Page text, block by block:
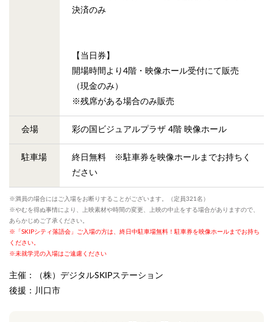
決済のみ
【当日券】
開場時間より4階・映像ホール受付にて販売
（現金のみ）
※残席がある場合のみ販売
会場 彩の国ビジュアルプラザ 4階 映像ホール
駐車場
終日無料 ※駐車券を映像ホールまでお持ちく
ださい
※満員の場合にはご入場をお断りすることがございます。（定員321名）
※やむを得ぬ事情により、上映素材や時間の変更、上映の中止をする場合がありますので、
あらかじめご了承ください。
※「SKIPシティ落語会」ご入場の方は、終日中駐車場無料！駐車券を映像ホールまでお持ち
ください。
※未就学児の入場はご遠慮ください
主催：（株）デジタルSKIPステーション
後援：川口市